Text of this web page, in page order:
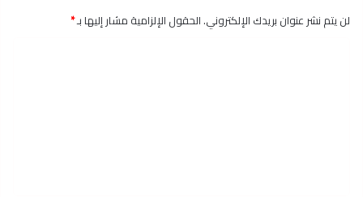
لن يتم نشر عنوان بريدك الإلكتروني.الحقول الإلزامية مشار إليها بـ*